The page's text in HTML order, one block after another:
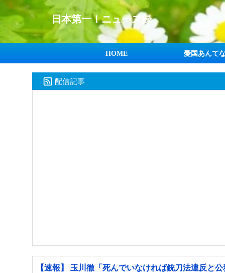
日本第一！ニュース録
HOME 憂国あんて
配信記事
【速報】 玉川徹「死んでいなければ銃刀法違反と